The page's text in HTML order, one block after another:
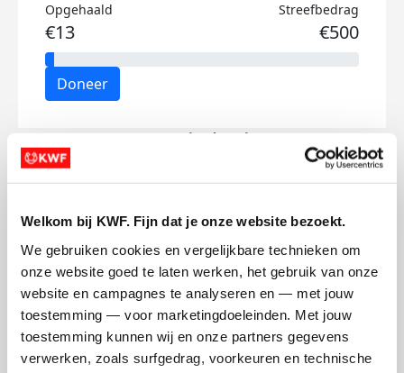
Welkom bij KWF. Fijn dat je onze website bezoekt.
We gebruiken cookies en vergelijkbare technieken om
onze website goed te laten werken, het gebruik van onze
website en campagnes te analyseren en — met jouw
toestemming — voor marketingdoeleinden. Met jouw
toestemming kunnen wij en onze partners gegevens
verwerken, zoals surfgedrag, voorkeuren en technische
Opgehaald
€13
Streefbedrag
€500
Doneer
Berend's badges